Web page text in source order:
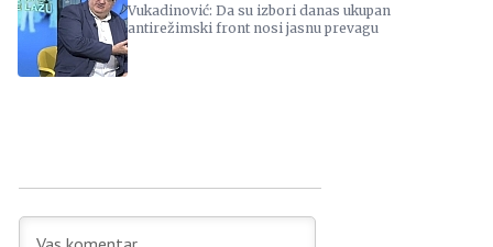
Vukadinović: Da su izbori danas ukupan
antirežimski front nosi jasnu prevagu